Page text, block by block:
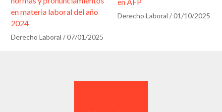
en materia laboral del año
2024
Derecho Laboral /07/01/2025
Derecho Laboral /01/10/2025